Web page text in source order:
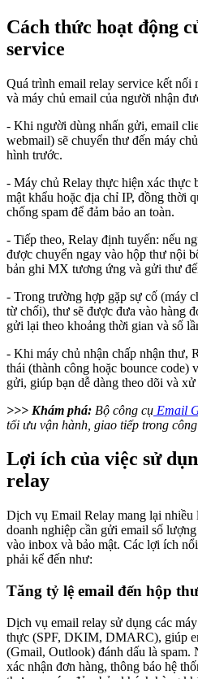
Cách thức hoạt động
service
Quá trình email relay service kết nối
và máy chủ email của người nhận
- Khi người dùng nhấn gửi, email
webmail) sẽ chuyển thư đến máy
hình trước.
- Máy chủ Relay thực hiện xác thực
mật khẩu hoặc địa chỉ IP, đồng thời
chống spam để đảm bảo an toàn.
- Tiếp theo, Relay định tuyến: nếu
được chuyển ngay vào hộp thư nội
bản ghi MX tương ứng và gửi thư
- Trong trường hợp gặp sự cố (máy
từ chối), thư sẽ được đưa vào hàng
gửi lại theo khoảng thời gian và số
- Khi máy chủ nhận chấp nhận thư,
thái (thành công hoặc bounce code)
gửi, giúp bạn dễ dàng theo dõi và
>>> Khám phá: Bộ công cụ Email
tối ưu vận hành, giao tiếp trong
Lợi ích của việc sử
relay
Dịch vụ Email Relay mang lại nhiều
doanh nghiệp cần gửi email số
vào inbox và bảo mật. Các lợi ích
phải kể đến như:
Tăng tỷ lệ email đến hộp
Dịch vụ email relay sử dụng các
thực (SPF, DKIM, DMARC), giúp
(Gmail, Outlook) đánh dấu là spam.
xác nhận đơn hàng, thông báo hệ